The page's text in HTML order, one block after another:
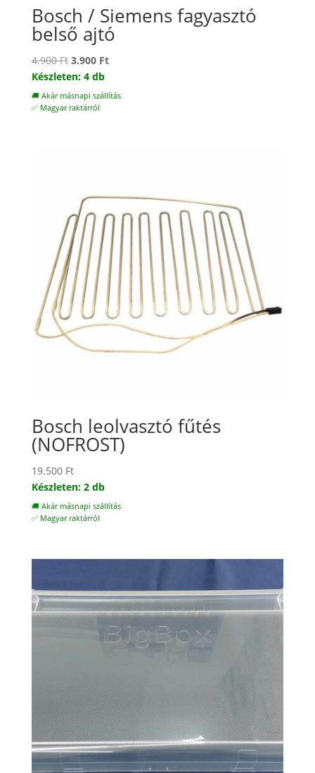
Bosch / Siemens fagyasztó
belső ajtó
4.900Ft Original
price
was:
4.900 Ft.
3.900 FtCurrent
is:
Készleten: 4 db
🚚 Akár másnapi szállítás
✅ Magyar raktárról
Bosch leolvasztó fűtés
(NOFROST)
19.500 Ft
Készleten: 2 db
🚚 Akár másnapi szállítás
✅ Magyar raktárról